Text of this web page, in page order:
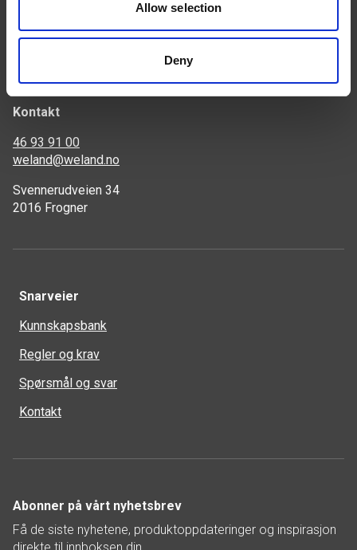
Allow selection
Deny
Kontakt
46 93 91 00
weland@weland.no
Svennerudveien 34
2016 Frogner
Snarveier
Kunnskapsbank
Regler og krav
Spørsmål og svar
Kontakt
Abonner på vårt nyhetsbrev
Få de siste nyhetene, produktoppdateringer og inspirasjon